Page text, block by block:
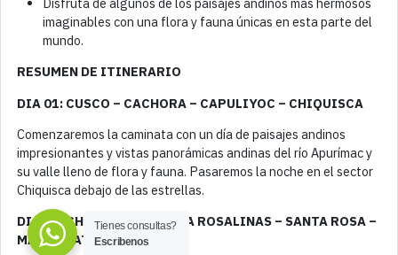
imaginables con una flora y fauna únicas en esta parte del
mundo.
RESUMEN DE ITINERARIO
DIA 01: CUSCO – CACHORA – CAPULIYOC – CHIQUISCA
Comenzaremos la caminata con un día de paisajes andinos
impresionantes y vistas panorámicas andinas del río Apurímac y
su valle lleno de flora y fauna. Pasaremos la noche en el sector
Chiquisca debajo de las estrellas.
DIA 02: CHIQUISCA – PLAYA ROSALINAS – SANTA ROSA –
MARAMPATA
Tienes consultas?
Escribenos